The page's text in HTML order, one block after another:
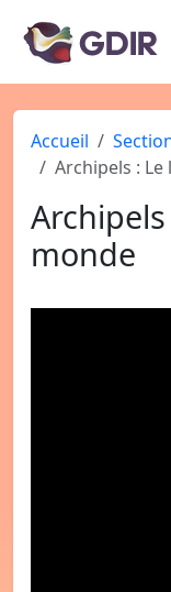
Accueil
Archipels :
monde